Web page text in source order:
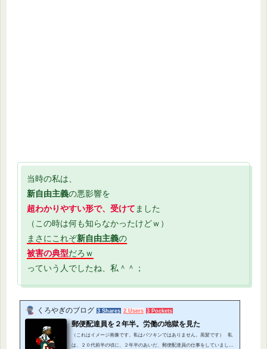
当時の私は、
新自由主義の悪影響を
超わかりやすい形で、受けて ました
（この時は何も知らなかったけどｗ）
まさにこれぞ新自由主義の
被害の典型だろｗ
っていう人でしたね、私＾＾；
くろやぎのブログ 3 Shares 2 Users 3 Pockets
郵便配達員を２年半。労働の地獄を見た
（これはイメージ画像です。私はパツキンではありません。黒髪です） 私
は、２０代前半の頃に、２年半のあいだ、郵便配達員の仕事をしていまし